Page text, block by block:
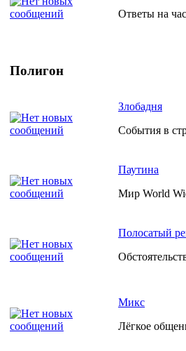
Ответы на
Полигон
Злобадня
События в
Паутина
Мир World
Полосатый
Микс
Лёгкое